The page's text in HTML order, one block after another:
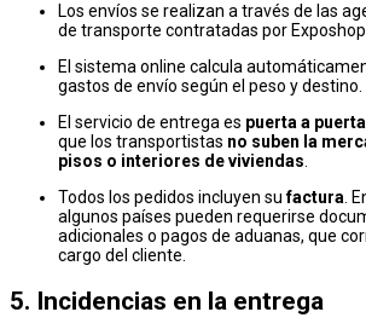
Los envíos se realizan a través de las
de transporte contratadas por
El sistema online calcula
gastos de envío según el peso y destino.
El servicio de entrega es puerta a puerta
que los transportistas no suben la
pisos o interiores de viviendas.
Todos los pedidos incluyen sufactura.
algunos países pueden requerirse
adicionales o pagos de aduanas, que
cargo del cliente.
5. Incidencias en la entrega